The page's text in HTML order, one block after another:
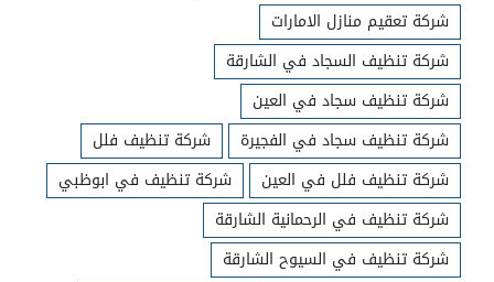
شركة تعقيم منازل الامارات
شركة تنظيف السجاد في الشارقة
شركة تنظيف سجاد في العين
شركة تنظيف سجاد في الفجيرة
شركة تنظيف فلل
شركة تنظيف فلل في العين
شركة تنظيف في ابوظبي
شركة تنظيف في الرحمانية الشارقة
شركة تنظيف في السيوح الشارقة